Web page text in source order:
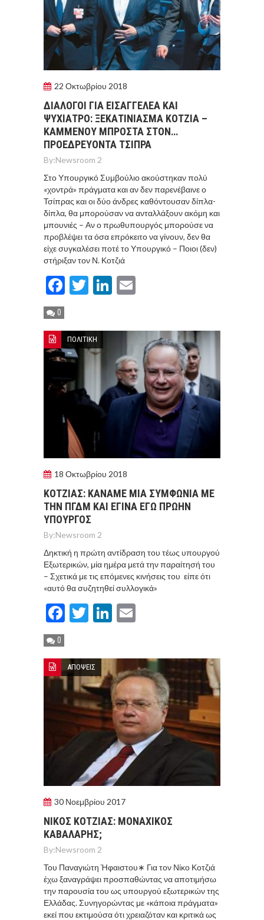
22 Οκτωβρίου 2018
ΔΙΑΛΟΓΟΙ ΓΙΑ ΕΙΣΑΓΓΕΛΕΑ ΚΑΙ
ΨΥΧΙΑΤΡΟ: ΞΕΚΑΤΙΝΙΑΣΜΑ ΚΟΤΖΙΑ –
ΚΑΜΜΕΝΟΥ ΜΠΡΟΣΤΑ ΣΤΟΝ…
ΠΡΟΕΔΡΕΥΟΝΤΑ ΤΣΙΠΡΑ
By:Newsroom 2
Στο Υπουργικό Συμβούλιο ακούστηκαν πολύ
«χοντρά» πράγματα και αν δεν παρενέβαινε ο
Τσίπρας και οι δύο άνδρες καθόντουσαν δίπλα-
δίπλα, θα μπορούσαν να ανταλλάξουν ακόμη και
μπουνιές – Αν ο πρωθυπουργός μπορούσε να
προβλέψει τα όσα επρόκειτο να γίνουν, δεν θα
είχε συγκαλέσει ποτέ το Υπουργικό – Ποιοι (δεν)
στήριξαν τον Ν. Κοτζιά
Facebook
TwitterLinkedIn
0
ΠΟΛΙΤΙΚΗ
18 Οκτωβρίου 2018
ΚΟΤΖΙΑΣ: ΚΑΝΑΜΕ ΜΙΑ ΣΥΜΦΩΝΙΑ ΜΕ
ΤΗΝ ΠΓΔΜ ΚΑΙ ΕΓΙΝΑ ΕΓΩ ΠΡΩΗΝ
ΥΠΟΥΡΓΟΣ
By:Newsroom 2
Δηκτική η πρώτη αντίδραση του τέως υπουργού
Εξωτερικών, μία ημέρα μετά την παραίτησή του
– Σχετικά με τις επόμενες κινήσεις του είπε ότι
«αυτό θα συζητηθεί συλλογικά»
Facebook
TwitterLinkedIn
0
ΑΠΟΨΕΙΣ
30 Νοεμβρίου 2017
ΝΙΚΟΣ ΚΟΤΖΙΑΣ: MONAXIKOΣ
ΚΑΒΑΛΑΡΗΣ;
By:Newsroom 2
Του Παναγιώτη Ήφαιστου∗ Για τον Νίκο Κοτζιά
έχω ξαναγράψει προσπαθώντας να αποτιμήσω
την παρουσία του ως υπουργού εξωτερικών της
Ελλάδας. Συνηγορώντας με «κάποια πράγματα»
εκεί που εκτιμούσα ότι χρειαζόταν και κριτικά ως